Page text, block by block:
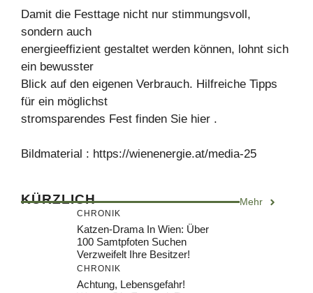
Damit die Festtage nicht nur stimmungsvoll,
sondern auch
energieeffizient gestaltet werden können, lohnt sich
ein bewusster
Blick auf den eigenen Verbrauch. Hilfreiche Tipps
für ein möglichst
stromsparendes Fest finden Sie hier .
Bildmaterial : https://wienenergie.at/media-25
KÜRZLICH Mehr
CHRONIK
Katzen-Drama In Wien: Über
100 Samtpfoten Suchen
Verzweifelt Ihre Besitzer!
CHRONIK
Achtung, Lebensgefahr!